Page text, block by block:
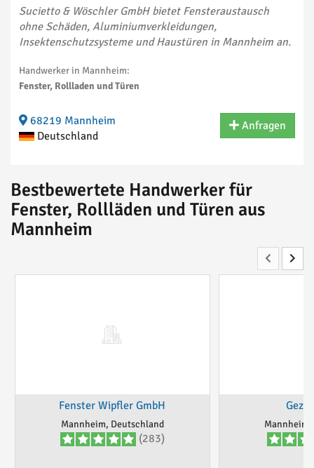
Sucietto & Wöschler GmbH bietet Fensteraustausch
ohne Schäden, Aluminiumverkleidungen,
Insektenschutzsysteme und Haustüren in Mannheim an.
Handwerker in Mannheim:
Fenster, Rollladen und Türen
68219 Mannheim
Deutschland
Anfragen
Bestbewertete Handwerker für
Fenster, Rollläden und Türen aus
Mannheim
Fenster Wipfler GmbH
Mannheim, Deutschland
(283)